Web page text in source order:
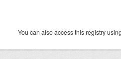
You can also access this registry